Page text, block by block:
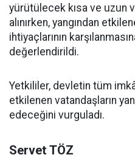
yürütülecek kısa ve uzun
alınırken, yangından
ihtiyaçlarının
değerlendirildi.
Yetkililer, devletin tüm
etkilenen vatandaşların
edeceğini vurguladı.
Servet TÖZ